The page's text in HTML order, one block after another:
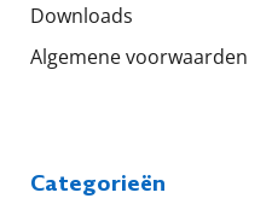
Downloads
Algemene voorwaarden
Categorieën